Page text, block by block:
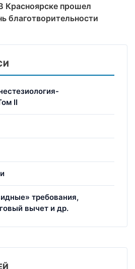
Красноярске прошел
благотворительности
II
требования,
вычет и др.